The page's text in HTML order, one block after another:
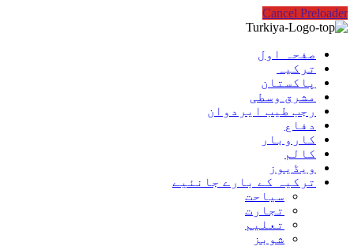
Cancel Preloader
صفحہ اول
ترکیہ
پاکستان
مشرق وسطی
رجب طیب ایردوان
دفاع
کاروبار
کالم
ویڈیوز
ترکیہ کے بارے جانئیے
سیاحت
تجارت
تعلیم
شوبز